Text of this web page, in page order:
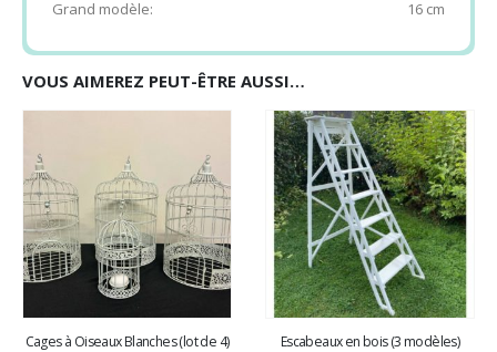
Grand modèle: 16 cm
VOUS AIMEREZ PEUT-ÊTRE AUSSI…
Cages à Oiseaux Blanches (lot de 4) Escabeaux en bois (3 modèles)